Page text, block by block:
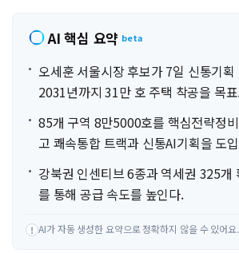
AI 핵심 요약 beta
오세훈 서울시장 후보가 7일 신통기
2031년까지 31만 호 주택 착공을 목
85개 구역 8만5000호를 핵심전략정
고 쾌속통합 트랙과 신통AI기획을 도
강북권 인센티브 6종과 역세권 325개
를 통해 공급 속도를 높인다.
! AI가 자동 생성한 요약으로 정확하지 않을 수 있어요.